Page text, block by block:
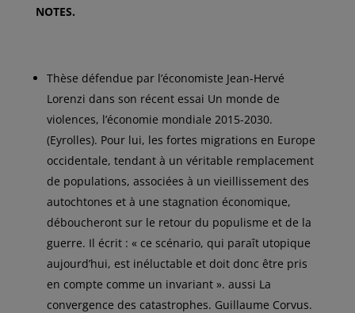
NOTES.
Thèse défendue par l’économiste Jean-Hervé
Lorenzi dans son récent essai Un monde de
violences, l’économie mondiale 2015-2030.
(Eyrolles). Pour lui, les fortes migrations en Europe
occidentale, tendant à un véritable remplacement
de populations, associées à un vieillissement des
autochtones et à une stagnation économique,
déboucheront sur le retour du populisme et de la
guerre. Il écrit : « ce scénario, qui paraît utopique
aujourd’hui, est inéluctable et doit donc être pris
en compte comme un invariant ». aussi La
convergence des catastrophes. Guillaume Corvus.